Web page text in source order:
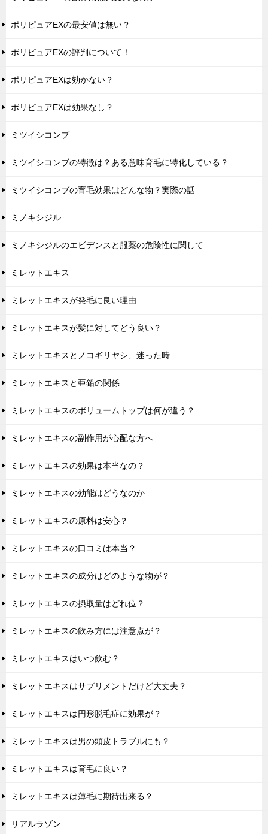
ポリピュアEXの最安値は無い？
ポリピュアEXの評判について！
ポリピュアEXは効かない？
ポリピュアEXは効果なし？
ミツイシコンブ
ミツイシコンブの特徴は？ある意味育毛に特化している？
ミツイシコンブの育毛効果はどんな物？実際の話
ミノキシジル
ミノキシジルのエビデンスと服薬の危険性に関して
ミレットエキス
ミレットエキスが発毛に良い理由
ミレットエキスが髪に対してどう良い？
ミレットエキスとノコギリヤシ、迷った時
ミレットエキスと亜鉛の関係
ミレットエキスのボリュームトップは何が違う？
ミレットエキスの副作用が心配な方へ
ミレットエキスの効果は本当なの？
ミレットエキスの効能はどうなのか
ミレットエキスの原料は安心？
ミレットエキスの口コミは本当？
ミレットエキスの成分はどのような物が？
ミレットエキスの摂取量はどれ位？
ミレットエキスの飲み方には注意点が？
ミレットエキスはいつ飲む？
ミレットエキスはサプリメントだけど大丈夫？
ミレットエキスは円形脱毛症に効果が？
ミレットエキスは男の頭皮トラブルにも？
ミレットエキスは育毛に良い？
ミレットエキスは薄毛に期待出来る？
リアルラゾン